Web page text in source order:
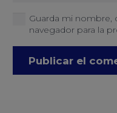
Guarda mi nombre,
navegador para la
Publicar el